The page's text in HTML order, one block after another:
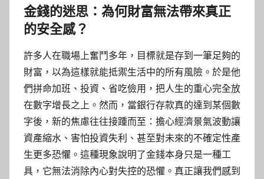
金錢的迷思：為何財富無法帶來真正
的安全感？
許多人在職場上奮鬥多年，目標就是存到一筆足夠的
財富，以為這樣就能抵禦生活中的所有風險。於是他
們拼命加班、投資、省吃儉用，把人生的重心完全放
在數字增長之上。然而，當銀行存款真的達到某個數
字後，新的焦慮往往接踵而至：擔心經濟景氣波動讓
資產縮水、害怕投資失利、甚至對未來的不確定性產
生更多恐懼。這種現象說明了金錢本身只是一種工
具，它無法消除內心對失控的恐懼。真正讓我們感到